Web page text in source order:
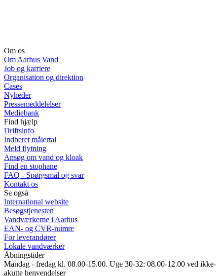
Om os
Om Aarhus Vand
Job og karriere
Organisation og direktion
Cases
Nyheder
Pressemeddelelser
Mediebank
Find hjælp
Driftsinfo
Indberet målertal
Meld flytning
Ansøg om vand og kloak
Find en stophane
FAQ - Spørgsmål og svar
Kontakt os
Se også
International website
Besøgstjenesten
Vandværkerne i Aarhus
EAN- og CVR-numre
For leverandører
Lokale vandværker
Åbningstider
Mandag - fredag kl. 08.00-15.00. Uge 30-32: 08.00-12.00 ved ikke-
akutte henvendelser